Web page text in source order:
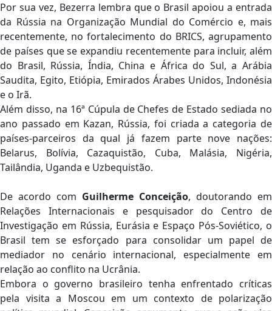
Por sua vez, Bezerra lembra que o Brasil apoiou a entrada
da Rússia na Organização Mundial do Comércio e, mais
recentemente, no fortalecimento do BRICS, agrupamento
de países que se expandiu recentemente para incluir, além
do Brasil, Rússia, Índia, China e África do Sul, a Arábia
Saudita, Egito, Etiópia, Emirados Árabes Unidos, Indonésia
e o Irã.
Além disso, na 16ª Cúpula de Chefes de Estado sediada no
ano passado em Kazan, Rússia, foi criada a categoria de
países-parceiros da qual já fazem parte nove nações:
Belarus, Bolívia, Cazaquistão, Cuba, Malásia, Nigéria,
Tailândia, Uganda e Uzbequistão.
De acordo com Guilherme Conceição, doutorando em
Relações Internacionais e pesquisador do Centro de
Investigação em Rússia, Eurásia e Espaço Pós-Soviético, o
Brasil tem se esforçado para consolidar um papel de
mediador no cenário internacional, especialmente em
relação ao conflito na Ucrânia.
Embora o governo brasileiro tenha enfrentado críticas
pela visita a Moscou em um contexto de polarização